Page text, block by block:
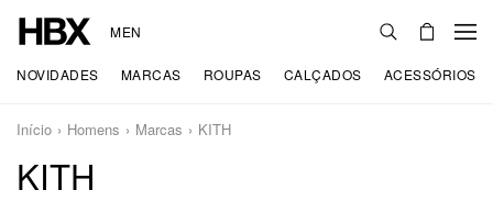
MEN
NOVIDADES MARCAS ROUPAS CALÇADOS ACESSÓRIOS
Início Homens Marcas KITH
KITH